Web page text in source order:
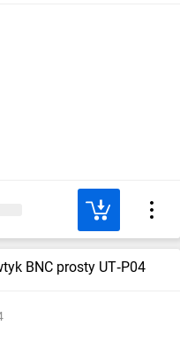
BNC prosty UT‑P04